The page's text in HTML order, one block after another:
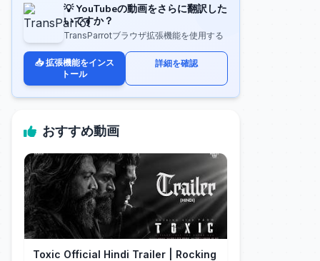
💡 YouTubeの動画をさらに翻訳した
いですか？
TransParrotブラウザ拡張機能を使用する
📥 拡張機能をインス
トール
詳細を確認
おすすめ動画
Toxic Official Hindi Trailer | Rocking